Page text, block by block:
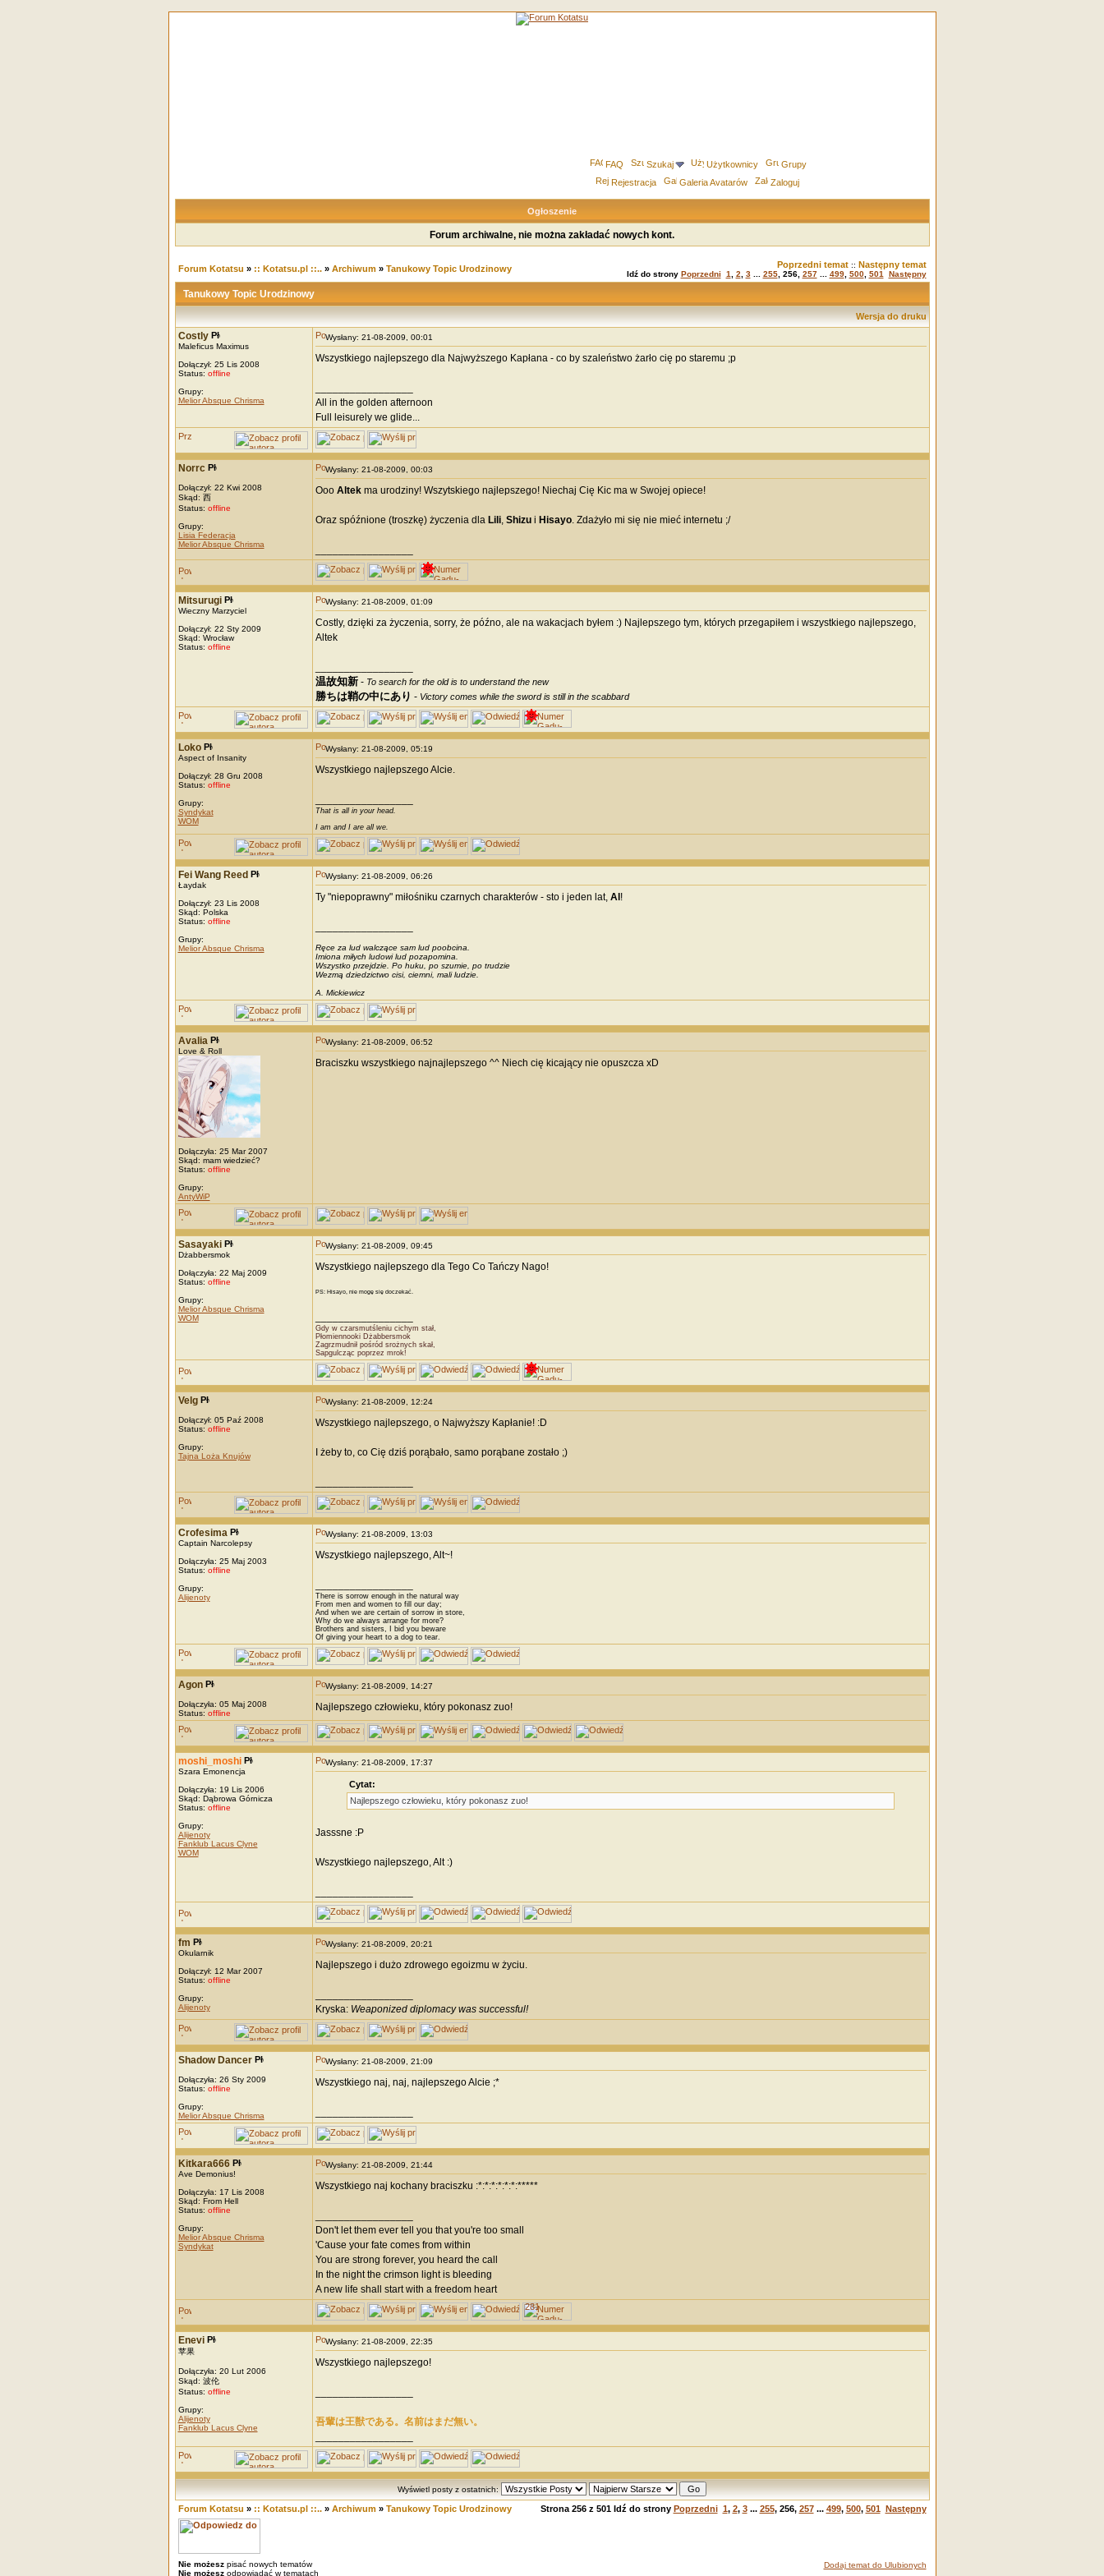
FAQ Szukaj Użytkownicy
Grupy
Rejestracja
Galeria Avatarów Zaloguj
Ogłoszenie
Forum archiwalne, nie można zakładać nowych kont.
Forum Kotatsu » :: Kotatsu.pl ::..» Archiwum» Tanukowy Topic Urodzinowy Poprzedni temat:: Następny temat
Idź do strony Poprzedni 1 2 3... 255, 256, 257... 499, 500, 501 Następny
Tanukowy Topic Urodzinowy
Wersja do druku
Costly
Maleficus Maximus
Dołączył: 25 Lis 2008
Status: offline
Grupy:
Melior Absque Chrisma
Wysłany: 21-08-2009, 00:01
Wszystkiego najlepszego dla Najwyższego Kapłana - co by szaleństwo żarło cię po staremu ;p
All in the golden afternoon
Full leisurely we glide...
Norrc
Dołączył: 22 Kwi 2008
Skąd: 西
Status: offline
Grupy:
Lisia Federacja
Melior Absque Chrisma
Wysłany: 21-08-2009, 00:03
Ooo Altekma urodziny! Wszytskiego najlepszego! Niechaj Cię Kic ma w Swojej opiece!
Oraz spóźnione (troszkę) życzenia dla Lili, Shizui Hisayo. Zdażyło mi się nie mieć internetu ;/
Mitsurugi
Wieczny Marzyciel
Dołączył: 22 Sty 2009
Skąd: Wrocław
Status: offline
Wysłany: 21-08-2009, 01:09
Costly, dzięki za życzenia, sorry, że późno, ale na wakacjach byłem :) Najlepszego tym, których przegapiłem i wszystkiego najlepszego,
Altek
温故知新- To search for the old is to understand the new
勝ちは鞘の中にあり - Victory comes while the sword is still in the scabbard
Loko
Aspect of Insanity
Dołączył: 28 Gru 2008
Status: offline
Grupy:
Syndykat
WOM
Wysłany: 21-08-2009, 05:19
Wszystkiego najlepszego Alcie.
That is all in your head.
I am and I are all we.
Fei Wang Reed
Łaydak
Dołączył: 23 Lis 2008
Skąd: Polska
Status: offline
Grupy:
Melior Absque Chrisma
Wysłany: 21-08-2009, 06:26
Ty "niepoprawny" miłośniku czarnych charakterów - sto i jeden lat, Al !
Ręce za lud walczące sam lud poobcina.
Imiona miłych ludowi lud pozapomina.
Wszystko przejdzie. Po huku, po szumie, po trudzie
Wezmą dziedzictwo cisi, ciemni, mali ludzie.
A. Mickiewicz
Avalia
Love & Roll
Dołączyła: 25 Mar 2007
Skąd: mam wiedzieć?
Status: offline
Grupy:
AntyWiP
Wysłany: 21-08-2009, 06:52
Braciszku wszystkiego najnajlepszego ^^ Niech cię kicający nie opuszcza xD
Sasayaki
Dżabbersmok
Dołączyła: 22 Maj 2009
Status: offline
Grupy:
Melior Absque Chrisma
WOM
Wysłany: 21-08-2009, 09:45
Wszystkiego najlepszego dla Tego Co Tańczy Nago!
PS: Hisayo, nie mogę się doczekać.
Gdy w czarsmutśleniu cichym stał,
Płomiennooki Dżabbersmok
Zagrzmudnił pośród srożnych skał,
Sapgulcząc poprzez mrok!
Velg
Dołączył: 05 Paź 2008
Status: offline
Grupy:
Tajna Loża Knujów
Wysłany: 21-08-2009, 12:24
Wszystkiego najlepszego, o Najwyższy Kapłanie! :D
I żeby to, co Cię dziś porąbało, samo porąbane zostało ;)
Crofesima
Captain Narcolepsy
Dołączyła: 25 Maj 2003
Status: offline
Grupy:
Alijenoty
Wysłany: 21-08-2009, 13:03
Wszystkiego najlepszego, Alt~!
There is sorrow enough in the natural way
From men and women to fill our day;
And when we are certain of sorrow in store,
Why do we always arrange for more?
Brothers and sisters, I bid you beware
Of giving your heart to a dog to tear.
Agon
Dołączyła: 05 Maj 2008
Status: offline
Wysłany: 21-08-2009, 14:27
Najlepszego człowieku, który pokonasz zuo!
moshi_moshi
Szara Emonencja
Dołączyła: 19 Lis 2006
Skąd: Dąbrowa Górnicza
Status: offline
Grupy:
Alijenoty
Fanklub Lacus Clyne
WOM
Wysłany: 21-08-2009, 17:37
Cytat:
Najlepszego człowieku, który pokonasz zuo!
Jasssne :P
Wszystkiego najlepszego, Alt :)
fm
Okularnik
Dołączył: 12 Mar 2007
Status: offline
Grupy:
Alijenoty
Wysłany: 21-08-2009, 20:21
Najlepszego i dużo zdrowego egoizmu w życiu.
Kryska: Weaponized diplomacy was successful!
Shadow Dancer
Dołączyła: 26 Sty 2009
Status: offline
Grupy:
Melior Absque Chrisma
Wysłany: 21-08-2009, 21:09
Wszystkiego naj, naj, najlepszego Alcie ;*
Kitkara666
Ave Demonius!
Dołączyła: 17 Lis 2008
Skąd: From Hell
Status: offline
Grupy:
Melior Absque Chrisma
Syndykat
Wysłany: 21-08-2009, 21:44
Wszystkiego naj kochany braciszku :*:*:*:*:*:*:*****
Don't let them ever tell you that you're too small
'Cause your fate comes from within
You are strong forever, you heard the call
In the night the crimson light is bleeding
A new life shall start with a freedom heart
Enevi
苹果
Dołączyła: 20 Lut 2006
Skąd: 波伦
Status: offline
Grupy:
Alijenoty
Fanklub Lacus Clyne
Wysłany: 21-08-2009, 22:35
Wszystkiego najlepszego!
吾輩は王獣である。名前はまだ無い。
Wyświetl posty z ostatnich:
Forum Kotatsu » :: Kotatsu.pl ::..» Archiwum» Tanukowy Topic Urodzinowy Strona 256z 501Idź do strony Poprzedni 1, 2, 3... 255, 256, 257... 499, 500, 501 Następny
Nie możeszpisać nowych tematów
Nie możeszodpowiadać w tematach
Dodaj temat do Ulubionych